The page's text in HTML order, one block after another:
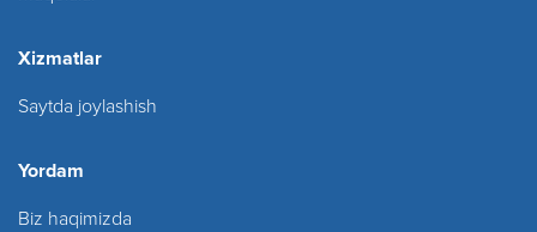
Xizmatlar
Saytda joylashish
Yordam
Biz haqimizda